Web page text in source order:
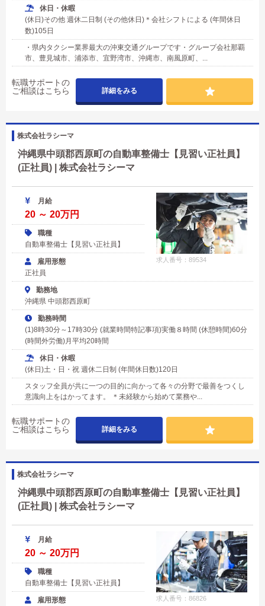
休日・休暇
(休日)その他 週休二日制 (その他休日)＊会社シフトによる (年間休日
数)105日
・県内タクシー業界最大の沖東交通グループです・グループ会社那覇
市、豊見城市、浦添市、宜野湾市、沖縄市、南風原町、...
転職サポートの
ご相談はこちら
詳細をみる
株式会社ラシーマ
沖縄県中頭郡西原町の自動車整備士【見習い正社員】
(正社員) | 株式会社ラシーマ
求人番号：89534
月給
20 ～ 20万円
職種
自動車整備士【見習い正社員】
雇用形態
正社員
勤務地
沖縄県 中頭郡西原町
勤務時間
(1)8時30分～17時30分 (就業時間特記事項)実働８時間 (休憩時間)60分
(時間外労働)月平均20時間
休日・休暇
(休日)土・日・祝 週休二日制 (年間休日数)120日
スタッフ全員が共に一つの目的に向かって各々の分野で最善をつくし
意識向上をはかってます。 ＊未経験から始めて業務や...
転職サポートの
ご相談はこちら
詳細をみる
株式会社ラシーマ
沖縄県中頭郡西原町の自動車整備士【見習い正社員】
(正社員) | 株式会社ラシーマ
求人番号：86826
月給
20 ～ 20万円
職種
自動車整備士【見習い正社員】
雇用形態